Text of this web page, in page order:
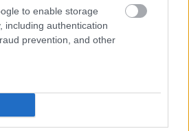
to enable storage
including authentication
prevention, and other
Bissaka